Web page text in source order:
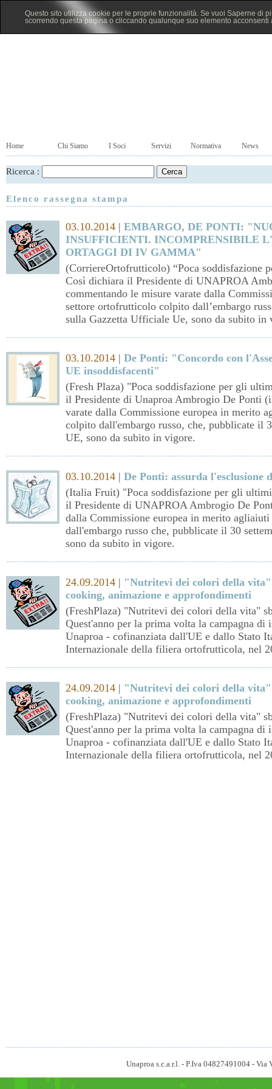
Questo sito utilizza cookie per le proprie funzionalità. Se vuoi Saperne di
scorrendo questa pagina o cliccando qualunque suo elemento acconsenti
Home Chi Siamo I Soci Servizi Normativa News
Ricerca :
Elenco rassegna stampa
03.10.2014 | EMBARGO, DE PONTI:
INSUFFICIENTI. INCOMPRENSIBILE
ORTAGGI DI IV GAMMA"
(CorriereOrtofrutticolo) “Poca soddisfazione
Così dichiara il Presidente di UNAPROA
commentando le misure varate dalla
settore ortofrutticolo colpito dall’embargo
sulla Gazzetta Ufficiale Ue, sono da subito in
03.10.2014 | De Ponti: "Concordo con
UE insoddisfacenti"
(Fresh Plaza) "Poca soddisfazione per gli
il Presidente di Unaproa Ambrogio De Ponti
varate dalla Commissione europea in merito
colpito dall'embargo russo, che, pubblicate il
UE, sono da subito in vigore.
03.10.2014 | De Ponti: assurda l'esclusione
(Italia Fruit) "Poca soddisfazione per gli
il Presidente di UNAPROA Ambrogio De
dalla Commissione europea in merito
dall'embargo russo che, pubblicate il 30
sono da subito in vigore.
24.09.2014 | "Nutritevi dei colori della
cooking, animazione e approfondimenti
(FreshPlaza) "Nutritevi dei colori della vita"
Quest'anno per la prima volta la campagna
Unaproa - cofinanziata dall'UE e dallo Stato
Internazionale della filiera ortofrutticola, nel
24.09.2014 | "Nutritevi dei colori della
cooking, animazione e approfondimenti
(FreshPlaza) "Nutritevi dei colori della vita"
Quest'anno per la prima volta la campagna
Unaproa - cofinanziata dall'UE e dallo Stato
Internazionale della filiera ortofrutticola, nel
Unaproa s.c.a.r.l. - P.Iva 04827491004 -